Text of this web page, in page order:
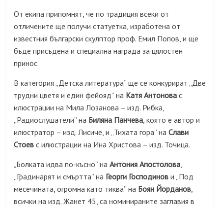
От екипа припомнят, че по традиция всеки от
отличените ще получи статуетка, изработена от
известния български скулптор проф. Емил Попов, и ще
бъде присъдена и специална награда за цялостен
принос.
В категория „Детска литература“ ще се конкурират „Две
трудни цветя и един фейояд” на Катя Антонова с
илюстрации на Мила Лозанова – изд. Рибка,
„Радиослушатели” на Биляна Панчева, която е автор и
илюстратор – изд. Лисиче, и „Тихата гора” наСлави
Стоев с илюстрации на Ина Христова – изд. Точица.
„Болката идва по-късно” наАнтония Апостолова,
„Градинарят и смъртта” на Георги Господинов и „Под
месечината, огромна като тиква” на Боян Йорданов,
всички на изд. Жанет 45, са номинираните заглавия в